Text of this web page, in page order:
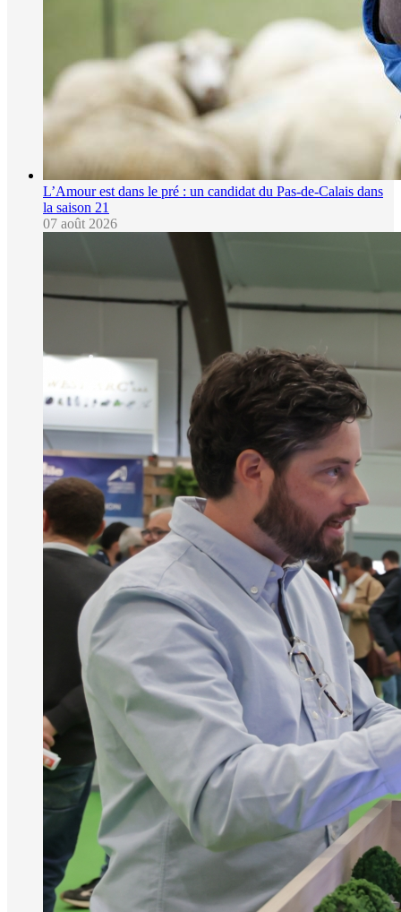
L’Amour est dans le pré : un candidat du Pas-de-Calais dans
la saison 21
07 août 2026